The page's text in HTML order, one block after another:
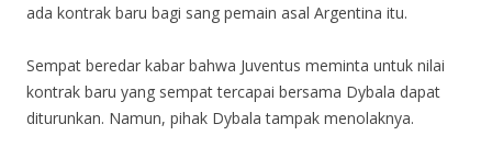
ada kontrak baru bagi sang pemain asal Argentina itu.
Sempat beredar kabar bahwa Juventus meminta untuk nilai
kontrak baru yang sempat tercapai bersama Dybala dapat
diturunkan. Namun, pihak Dybala tampak menolaknya.